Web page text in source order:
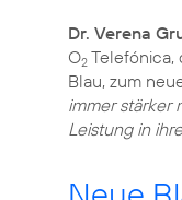
Dr. Verena
O2 Telefónica,
Blau, zum
immer stärker
Leistung in